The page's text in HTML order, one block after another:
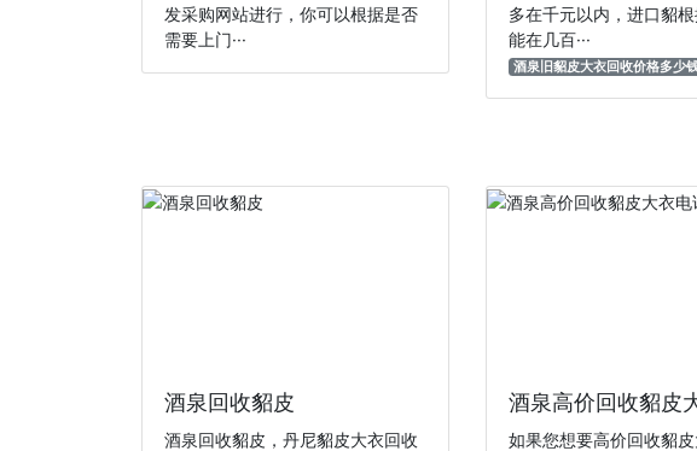
发采购网站进行‌，你可以根据是否
需要上门···
多在千元以内，进口貂
能在几百···
酒泉旧貂皮大衣回收价格多少
酒泉回收貂皮
酒泉回收貂皮，丹尼貂皮大衣回收
酒泉高价回收貂皮大
如果您想要高价回收貂